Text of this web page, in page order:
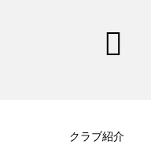
クラブ紹介